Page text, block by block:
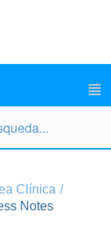
Clínica
Notes